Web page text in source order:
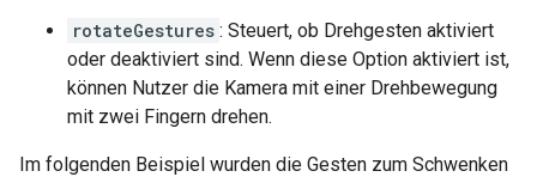
rotateGestures : Steuert, ob Drehgesten aktiviert
oder deaktiviert sind. Wenn diese Option aktiviert ist,
können Nutzer die Kamera mit einer Drehbewegung
mit zwei Fingern drehen.
Im folgenden Beispiel wurden die Gesten zum Schwenken